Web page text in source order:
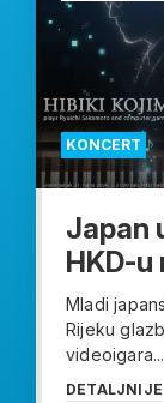
KONCERT
Japan
HKD-u
Mladi
Rijeku
videoigara...
DETALJNIJE